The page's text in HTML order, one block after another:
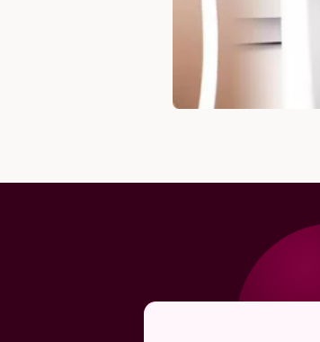
Die
Augenoptik
Optometrie